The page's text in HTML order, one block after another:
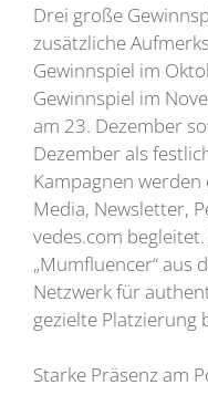
Drei große
zusätzliche
Gewinnspiel im
Gewinnspiel im
am 23. Dezember
Dezember als
Kampagnen
Media, Newsletter,
vedes.com
„Mumfluencer“ aus
Netzwerk für
gezielte Platzierung
Starke Präsenz am